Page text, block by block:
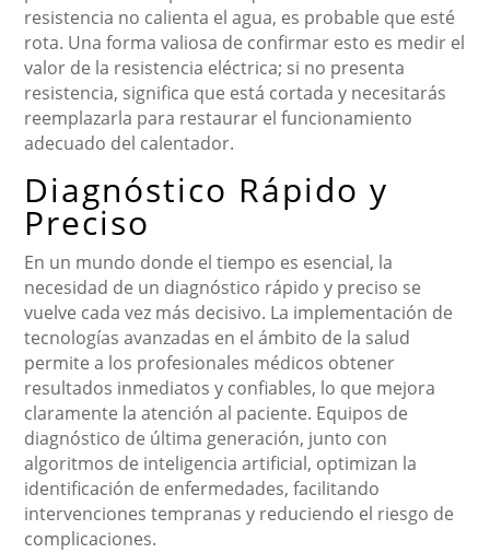
resistencia no calienta el agua, es probable que esté
rota. Una forma valiosa de confirmar esto es medir el
valor de la resistencia eléctrica; si no presenta
resistencia, significa que está cortada y necesitarás
reemplazarla para restaurar el funcionamiento
adecuado del calentador.
Diagnóstico Rápido y
Preciso
En un mundo donde el tiempo es esencial, la
necesidad de un diagnóstico rápido y preciso se
vuelve cada vez más decisivo. La implementación de
tecnologías avanzadas en el ámbito de la salud
permite a los profesionales médicos obtener
resultados inmediatos y confiables, lo que mejora
claramente la atención al paciente. Equipos de
diagnóstico de última generación, junto con
algoritmos de inteligencia artificial, optimizan la
identificación de enfermedades, facilitando
intervenciones tempranas y reduciendo el riesgo de
complicaciones.